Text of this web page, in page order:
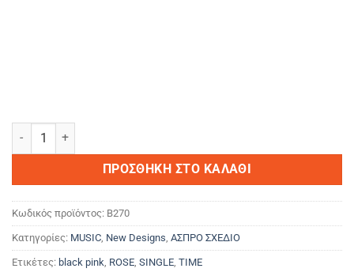
bLaCk PiNk ποσότητα
ΠΡΟΣΘΉΚΗ ΣΤΟ ΚΑΛΆΘΙ
Κωδικός προϊόντος: B270
Κατηγορίες: MUSIC, New Designs, ΑΣΠΡΟ ΣΧΕΔΙΟ
Ετικέτες: black pink, ROSE, SINGLE, TIME